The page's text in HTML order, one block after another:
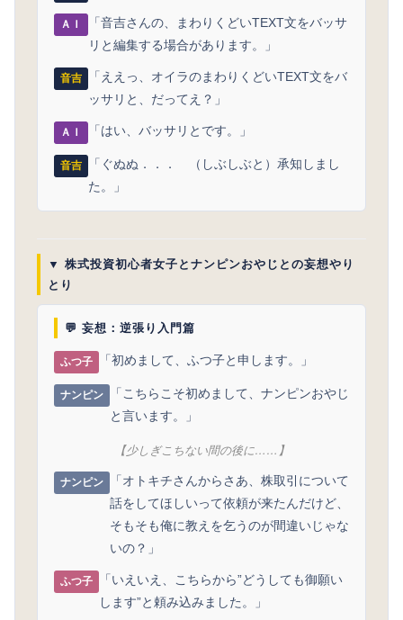
ＡＩ
「音吉さんの、まわりくどいTEXT文をバッサ
リと編集する場合があります。」
音吉
「ええっ、オイラのまわりくどいTEXT文をバ
ッサリと、だってえ？」
ＡＩ 「はい、バッサリとです。」
音吉
「ぐぬぬ．．． （しぶしぶと）承知しまし
た。」
▼ 株式投資初心者女子とナンピンおやじとの妄想やり
とり
💬 妄想：逆張り入門篇
ふつ子 「初めまして、ふつ子と申します。」
ナンピン
「こちらこそ初めまして、ナンピンおやじ
と言います。」
【少しぎこちない間の後に……】
ナンピン
「オトキチさんからさあ、株取引について
話をしてほしいって依頼が来たんだけど、
そもそも俺に教えを乞うのが間違いじゃな
いの？」
ふつ子
「いえいえ、こちらから”どうしても御願い
します”と頼み込みました。」